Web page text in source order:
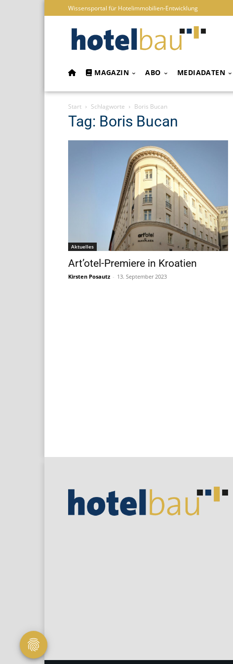
Wissensportal für Hotelimmobilien-Entwicklung
MAGAZIN ABO MEDIADATEN
Start Schlagworte Boris Bucan
Tag: Boris Bucan
Aktuelles
Art’otel-Premiere in Kroatien
Kirsten Posautz - 13. September 2023